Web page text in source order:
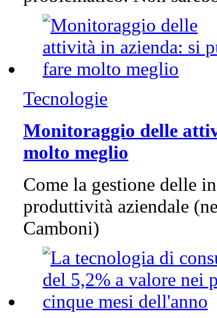
Tecnologie
Monitoraggio delle
molto meglio
Come la gestione delle
produttività aziendale
Camboni)